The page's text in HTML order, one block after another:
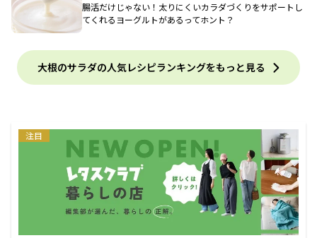
腸活だけじゃない！太りにくいカラダづくりをサポートし
てくれるヨーグルトがあるってホント？
大根のサラダの人気レシピランキングをもっと見る
注目